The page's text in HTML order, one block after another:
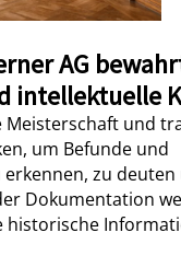
AG
intellektuelle
Meisterschaft und
um Befunde und
zu deuten
Dokumentation
historische